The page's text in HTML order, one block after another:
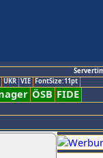
UKR VIE FontSize:11pt
ÖSB FIDE